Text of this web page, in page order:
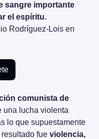
sangre importante
el espíritu.
Rodríguez-Lois en
comunista de
una lucha violenta
lo que supuestamente
fue violencia,